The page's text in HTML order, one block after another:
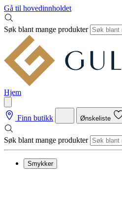
Gå til hovedinnholdet
Søk blant mange produkter
Hjem
Finn butikk Ønskeliste
Søk blant mange produkter
Smykker